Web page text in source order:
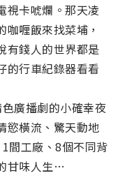
視卡唬爛。那天凌
喱飯來找菜埔，
有錢人的世界都是
的行車紀錄器看看
廣播劇的小確幸夜
慾橫流、驚天動地
間工廠、8個不同背
甘味人生…